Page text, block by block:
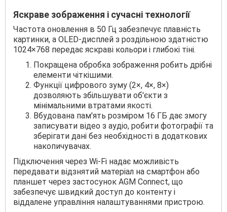
Яскраве зображення і сучасні технології
Частота оновлення в 50 Гц забезпечує плавність
картинки, а OLED-дисплей з роздільною здатністю
1024×768 передає яскраві кольори і глибокі тіні.
Покращена обробка зображення робить дрібні
елементи чіткішими.
Функції цифрового зуму (2×, 4×, 8×)
дозволяють збільшувати об'єкти з
мінімальними втратами якості.
Вбудована пам'ять розміром 16 ГБ дає змогу
записувати відео з аудіо, робити фотографії та
зберігати дані без необхідності в додаткових
накопичувачах.
Підключення через Wi-Fi надає можливість
передавати відзнятий матеріал на смартфон або
планшет через застосунок AGM Connect, що
забезпечує швидкий доступ до контенту і
віддалене управління налаштуваннями пристрою.